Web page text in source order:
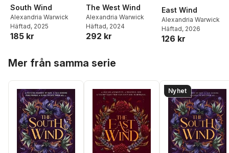
South Wind
Alexandria Warwick
Häftad, 2025
185 kr
The West Wind
Alexandria Warwick
Häftad, 2024
292 kr
East Wind
Alexandria Warwick
Häftad, 2026
126 kr
Mer från samma serie
Nyhet